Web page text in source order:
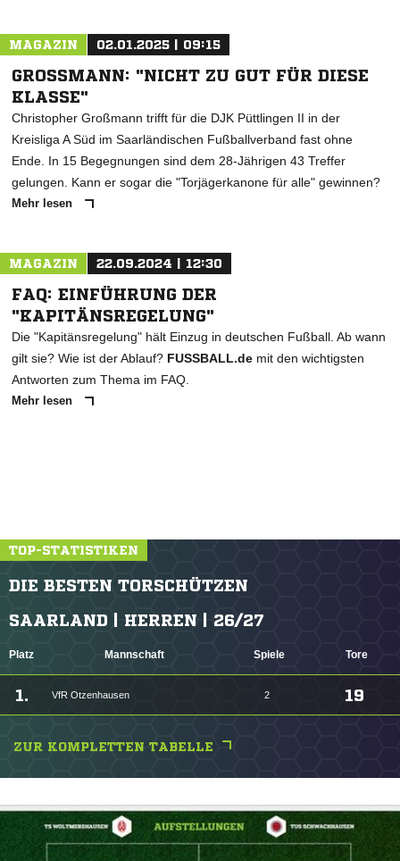
MAGAZIN 02.01.2025 | 09:15
GROSSMANN: "NICHT ZU GUT FÜR DIESE K
LASSE"
Christopher Großmann trifft für die DJK Püttlingen II in der
Kreisliga A Süd im Saarländischen Fußballverband fast ohne
Ende. In 15 Begegnungen sind dem 28-Jährigen 43 Treffer
gelungen. Kann er sogar die "Torjägerkanone für alle" gewinnen?
Mehr lesen
MAGAZIN 22.09.2024 | 12:30
FAQ: EINFÜHRUNG DER
"KAPITÄNSREGELUNG"
Die "Kapitänsregelung" hält Einzug in deutschen Fußball. Ab wann
gilt sie? Wie ist der Ablauf? FUSSBALL.de mit den wichtigsten
Antworten zum Thema im FAQ.
Mehr lesen
TOP-STATISTIKEN
DIE BESTEN TORSCHÜTZEN
SAARLAND | HERREN | 26/27
Platz Mannschaft Spiele Tore
1. VfR Otzenhausen 2 19
ZUR KOMPLETTEN TABELLE